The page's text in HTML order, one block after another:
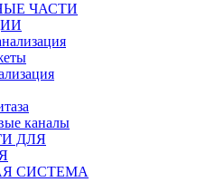
ЧАСТИ
каналы
ДЛЯ
СИСТЕМА